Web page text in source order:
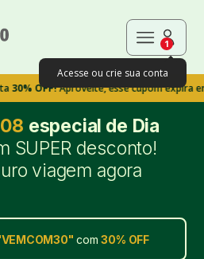
1
Acesse ou crie sua conta
Aproveite, esse cupom expira em 9m39s
especial de Dia
SUPER desconto!
viagem agora
VEMCOM30" com30% OFF